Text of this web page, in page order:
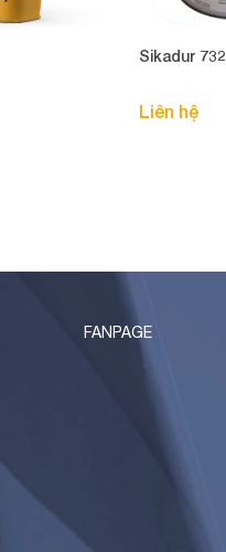
Sikadur 732
Liên hệ
FANPAGE